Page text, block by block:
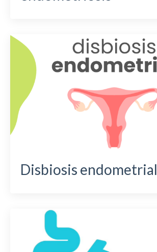
Disbiosis endometrial